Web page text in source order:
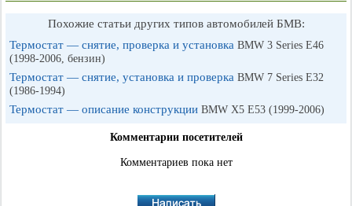
Похожие статьи других типов автомобилей БМВ:
Термостат — снятие, проверка и установка BMW 3 Series E46
(1998-2006, бензин)
Термостат — снятие, установка и проверка BMW 7 Series E32
(1986-1994)
Термостат — описание конструкции BMW X5 E53 (1999-2006)
Комментарии посетителей
Комментариев пока нет